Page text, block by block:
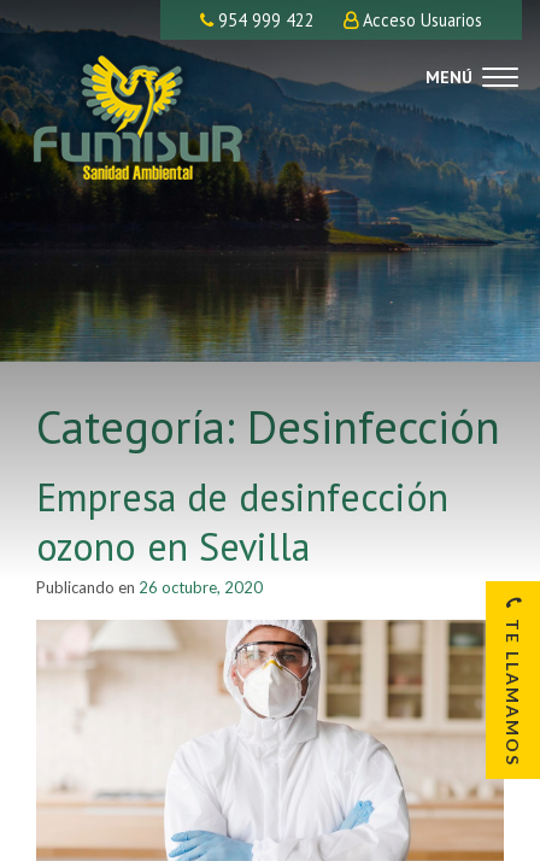
954 999 422 Acceso Usuarios
Categoría: Desinfección
Empresa de desinfección
ozono en Sevilla
Publicando en 26 octubre, 2020
TE LLAMAMOS
MENÚ